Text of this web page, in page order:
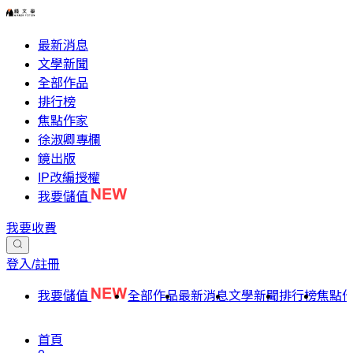
最新消息
文學新聞
全部作品
排行榜
焦點作家
徐淑卿專欄
鏡出版
IP改編授權
我要儲值
我要收費
登入/註冊
我要儲值 全部作品最新消息文學新聞排行榜焦點
首頁